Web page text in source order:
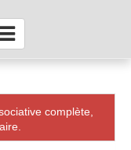
complète,